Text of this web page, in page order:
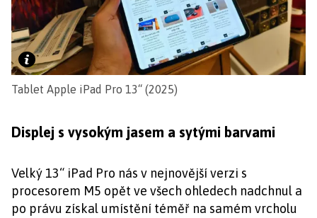
Tablet Apple iPad Pro 13“ (2025)
Displej s vysokým jasem a sytými barvami
Velký 13“ iPad Pro nás v nejnovější verzi s
procesorem M5 opět ve všech ohledech nadchnul a
po právu získal umístění téměř na samém vrcholu